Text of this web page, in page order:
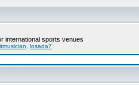
international sports venues
losada7